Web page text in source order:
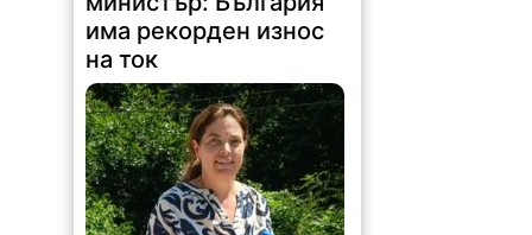
има рекорден износ
на ток